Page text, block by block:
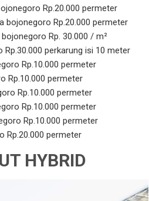
Rp.20.000 permeter
bojonegoro Rp.20.000 permeter
Rp. 30.000 / m²
perkarung isi 10 meter
Rp.10.000 permeter
Rp.10.000 permeter
Rp.10.000 permeter
Rp.10.000 permeter
Rp.10.000 permeter
Rp.20.000 permeter
HYBRID